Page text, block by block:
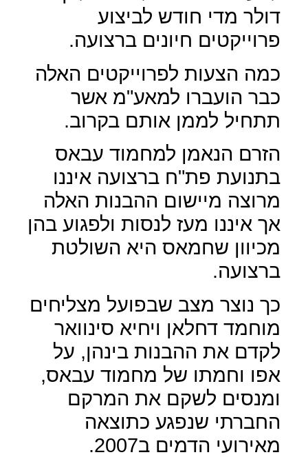
דולר מדי חודש לביצוע
פרוייקטים חיונים ברצועה.
כמה הצעות לפרוייקטים האלה
כבר הועברו למאע"מ אשר
תתחיל לממן אותם בקרוב.
הזרם הנאמן למחמוד עבאס
בתנועת פת"ח ברצועה איננו
מרוצה מיישום ההבנות האלה
אך איננו מעז לנסות ולפגוע בהן
מכיוון שחמאס היא השולטת
ברצועה.
כך נוצר מצב שבפועל מצליחים
מוחמד דחלאן ויחיא סינוואר
לקדם את ההבנות בינהן, על
אפו וחמתו של מחמוד עבאס,
ומנסים לשקם את המרקם
החברתי שנפגע כתוצאה
מאירועי הדמים ב2007.